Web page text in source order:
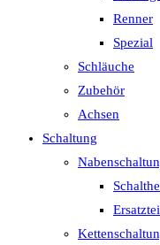
Renner
Spezial
Schläuche
Zubehör
Achsen
Schaltung